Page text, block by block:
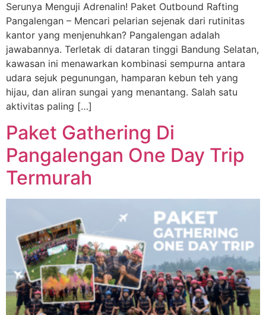
Serunya Menguji Adrenalin! Paket Outbound Rafting
Pangalengan – Mencari pelarian sejenak dari rutinitas
kantor yang menjenuhkan? Pangalengan adalah
jawabannya. Terletak di dataran tinggi Bandung Selatan,
kawasan ini menawarkan kombinasi sempurna antara
udara sejuk pegunungan, hamparan kebun teh yang
hijau, dan aliran sungai yang menantang. Salah satu
aktivitas paling […]
Paket Gathering Di
Pangalengan One Day Trip
Termurah